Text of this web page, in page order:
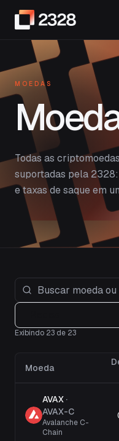
MOEDAS
Todas as
suportadas pela
e taxas de saque em
Exibindo 23 de 23
Moeda
AVAX ·
AVAX-C
Avalanche C-
Chain